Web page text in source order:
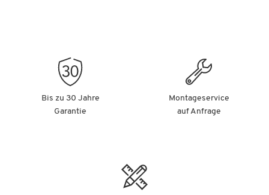
Bis zu 30 Jahre
Garantie
Montageservice
auf Anfrage